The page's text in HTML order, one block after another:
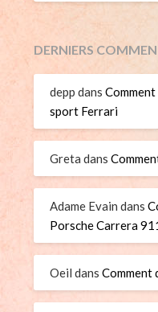
DERNIERS
depp dans
sport Ferrari
Greta dans
Adame Evain dans
Porsche Carrera
Oeil dansComment